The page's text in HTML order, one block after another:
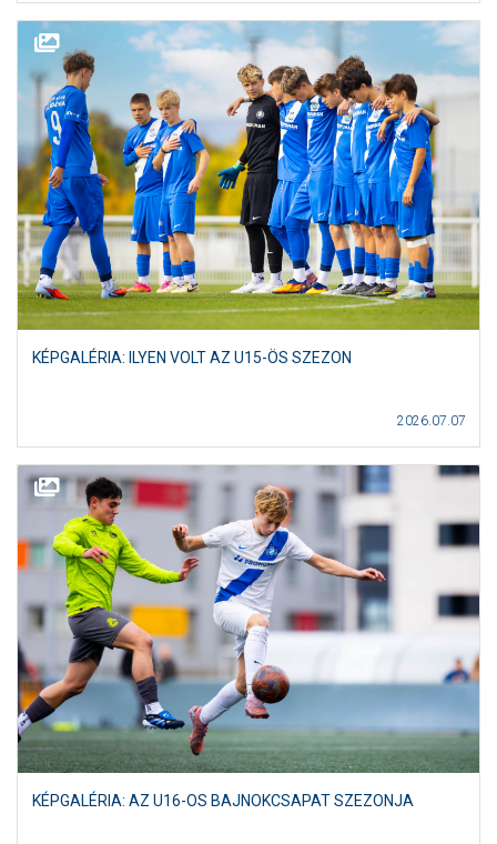
KÉPGALÉRIA: ILYEN VOLT AZ U15-ÖS SZEZON
2026.07.07
KÉPGALÉRIA: AZ U16-OS BAJNOKCSAPAT SZEZONJA